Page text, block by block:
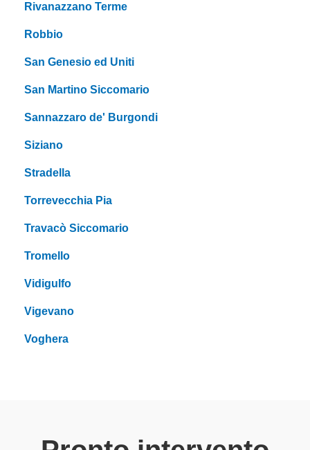
Rivanazzano Terme
Robbio
San Genesio ed Uniti
San Martino Siccomario
Sannazzaro de' Burgondi
Siziano
Stradella
Torrevecchia Pia
Travacò Siccomario
Tromello
Vidigulfo
Vigevano
Voghera